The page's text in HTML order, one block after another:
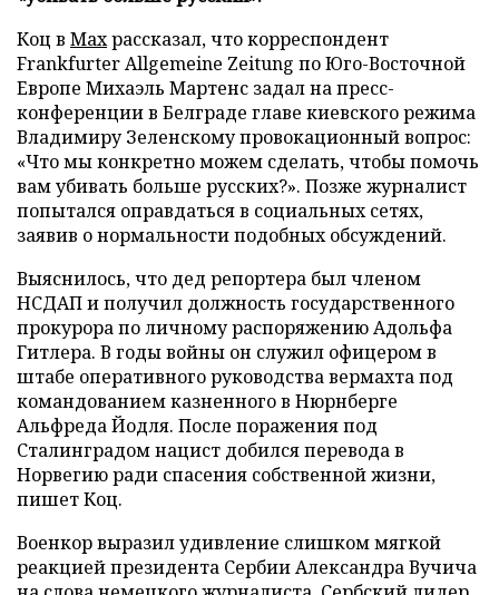
Коц в Махрассказал, что корреспондент
Frankfurter Allgemeine Zeitung по Юго-Восточной
Европе Михаэль Мартенс задал на пресс-
конференции в Белграде главе киевского режима
Владимиру Зеленскому провокационный вопрос:
«Что мы конкретно можем сделать, чтобы помочь
вам убивать больше русских?». Позже журналист
попытался оправдаться в социальных сетях,
заявив о нормальности подобных обсуждений.
Выяснилось, что дед репортера был членом
НСДАП и получил должность государственного
прокурора по личному распоряжению Адольфа
Гитлера. В годы войны он служил офицером в
штабе оперативного руководства вермахта под
командованием казненного в Нюрнберге
Альфреда Йодля. После поражения под
Сталинградом нацист добился перевода в
Норвегию ради спасения собственной жизни,
пишет Коц.
Военкор выразил удивление слишком мягкой
реакцией президента Сербии Александра Вучича